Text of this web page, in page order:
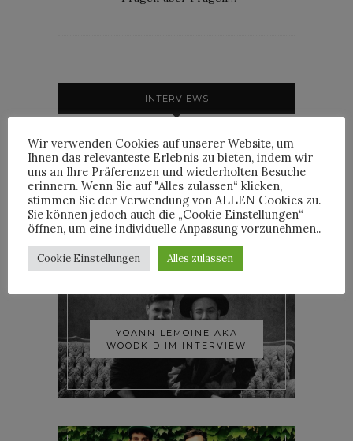
INTERVIEWS
TRIXIE MATTEL IM
INTERVIEW
YOANN LEMOINE AKA
WOODKID IM INTERVIEW
Wir verwenden Cookies auf unserer Website, um
Ihnen das relevanteste Erlebnis zu bieten, indem wir
uns an Ihre Präferenzen und wiederholten Besuche
erinnern. Wenn Sie auf "Alles zulassen“ klicken,
stimmen Sie der Verwendung von ALLEN Cookies zu.
Sie können jedoch auch die „Cookie Einstellungen“
öffnen, um eine individuelle Anpassung vorzunehmen..
Cookie Einstellungen Alles zulassen